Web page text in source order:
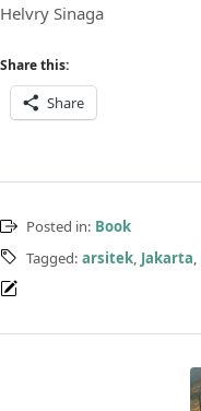
Helvry Sinaga
Share this:
Share
Posted in: Book
Tagged: arsitek, Jakarta